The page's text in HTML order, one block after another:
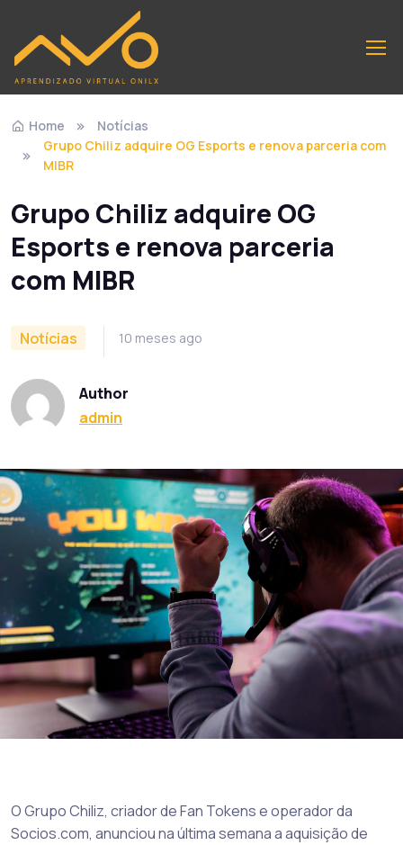
Home
Notícias
Grupo Chiliz adquire OG Esports e renova parceria com
MIBR
Grupo Chiliz adquire OG
Esports e renova parceria
com MIBR
Notícias 10 meses ago
Author
admin
O Grupo Chiliz, criador de Fan Tokens e operador da
Socios.com, anunciou na última semana a aquisição de